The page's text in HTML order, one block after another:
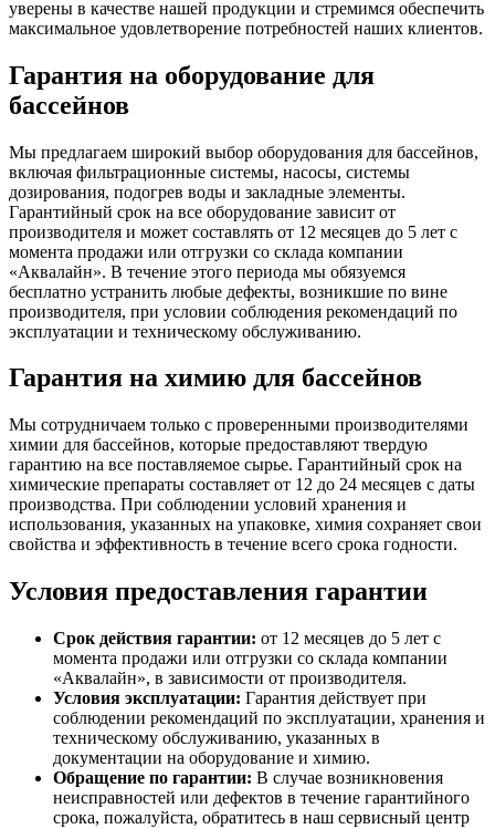
уверены в качестве нашей продукции и стремимся обеспечить
максимальное удовлетворение потребностей наших клиентов.
Гарантия на оборудование для
бассейнов
Мы предлагаем широкий выбор оборудования для бассейнов,
включая фильтрационные системы, насосы, системы
дозирования, подогрев воды и закладные элементы.
Гарантийный срок на все оборудование зависит от
производителя и может составлять от 12 месяцев до 5 лет с
момента продажи или отгрузки со склада компании
«Аквалайн». В течение этого периода мы обязуемся
бесплатно устранить любые дефекты, возникшие по вине
производителя, при условии соблюдения рекомендаций по
эксплуатации и техническому обслуживанию.
Гарантия на химию для бассейнов
Мы сотрудничаем только с проверенными производителями
химии для бассейнов, которые предоставляют твердую
гарантию на все поставляемое сырье. Гарантийный срок на
химические препараты составляет от 12 до 24 месяцев с даты
производства. При соблюдении условий хранения и
использования, указанных на упаковке, химия сохраняет свои
свойства и эффективность в течение всего срока годности.
Условия предоставления гарантии
Срок действия гарантии: от 12 месяцев до 5 лет с
момента продажи или отгрузки со склада компании
«Аквалайн», в зависимости от производителя.
Условия эксплуатации: Гарантия действует при
соблюдении рекомендаций по эксплуатации, хранения и
техническому обслуживанию, указанных в
документации на оборудование и химию.
Обращение по гарантии: В случае возникновения
неисправностей или дефектов в течение гарантийного
срока, пожалуйста, обратитесь в наш сервисный центр